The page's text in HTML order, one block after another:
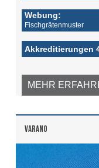
Webung:
Fischgrätenmuster
Akkreditierungen
MEHR
VARANO